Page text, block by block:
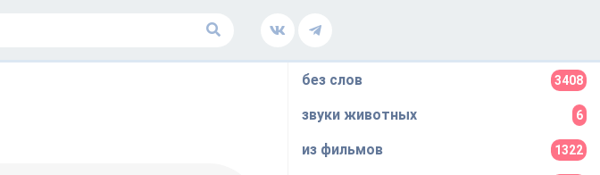
без слов 3408
звуки животных 6
из фильмов 1322